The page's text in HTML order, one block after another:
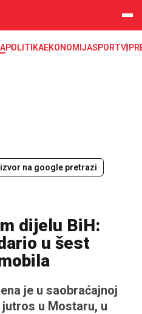
POLITIKAEKONOMIJASPORTVIP
na google pretrazi
dijelu BiH:
u šest
je u saobraćajnoj
u Mostaru, u